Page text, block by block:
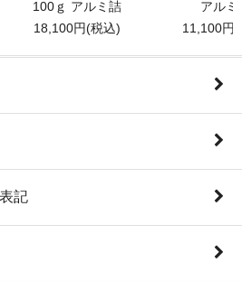
100ｇ アルミ詰
18,100円(税込)
アルミ
11,100円(
記